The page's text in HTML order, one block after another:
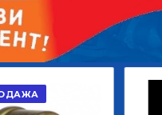
2 422,40 Р